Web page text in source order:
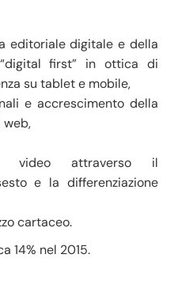
editoriale digitale e della
first” in ottica di
su tablet e mobile,
e accrescimento della
video attraverso il
e la differenziazione
cartaceo.
14% nel 2015.